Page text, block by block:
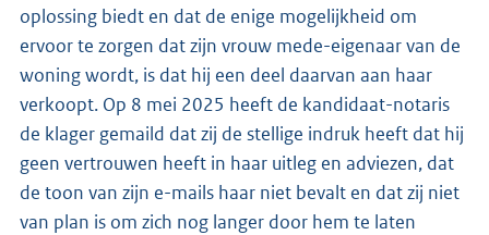
oplossing biedt en dat de enige mogelijkheid om
ervoor te zorgen dat zijn vrouw mede-eigenaar van de
woning wordt, is dat hij een deel daarvan aan haar
verkoopt. Op 8 mei 2025 heeft de kandidaat-notaris
de klager gemaild dat zij de stellige indruk heeft dat hij
geen vertrouwen heeft in haar uitleg en adviezen, dat
de toon van zijn e-mails haar niet bevalt en dat zij niet
van plan is om zich nog langer door hem te laten